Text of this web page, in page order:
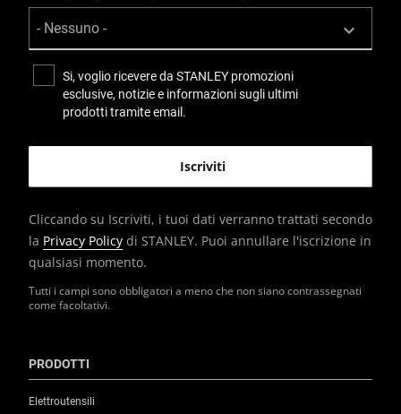
Tutti i campi sono obbligatori a meno che non siano contrassegnati
come facoltativi.
Si, voglio ricevere da STANLEY promozioni
esclusive, notizie e informazioni sugli ultimi
prodotti tramite email.
Cliccando su Iscriviti, i tuoi dati verranno trattati secondo
la Privacy Policy di STANLEY. Puoi annullare l'iscrizione in
qualsiasi momento.
PRODOTTI
Elettroutensili